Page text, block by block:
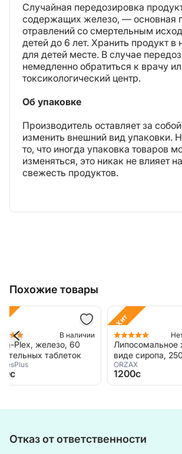
Случайная передозировка
содержащих железо, — основная
отравлений со смертельным
детей до 6 лет. Хранить продукт в
для детей месте. В случае
немедленно обратиться к врачу
токсикологический центр.
Об упаковке
Производитель оставляет за
изменить внешний вид упаковки.
то, что иногда упаковка товаров
изменяться, это никак не влияет
свежесть продуктов.
Похожие товары
Нет в наличии
Липосомальное железо в
виде сиропа, 250 мл,
Ocean Microfer, ORZAX
ORZAX
Железо,
100 мг,
Отказ от ответственности